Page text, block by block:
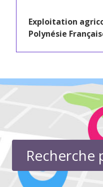
Exploitation
Polynésie
Recherche